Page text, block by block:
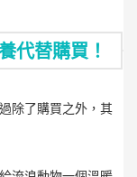
代替購買！
除了購買之外，其